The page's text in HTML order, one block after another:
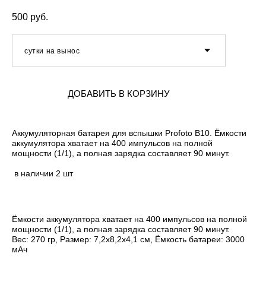
500 pуб.
сутки на вынос
ДОБАВИТЬ В КОРЗИНУ
Аккумуляторная батарея для вспышки Profoto B10. Ёмкости
аккумулятора хватает на 400 импульсов на полной
мощности (1/1), а полная зарядка составляет 90 минут.
в наличии 2 шт
Ёмкости аккумулятора хватает на 400 импульсов на полной
мощности (1/1), а полная зарядка составляет 90 минут.
Вес: 270 гр, Размер: 7,2x8,2x4,1 см, Ёмкость батареи: 3000
мАч